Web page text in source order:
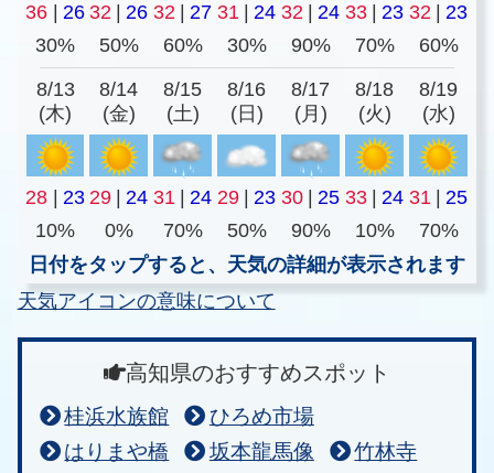
36 26 32 26 32 27 31 24 32 24 33 23 32
23
30%
50% 60% 30% 90% 70% 60%
8/13
(木)
8/14
(金)
8/15
(土)
8/16
(日)
8/17
(月)
8/18
(火)
8/19
(水)
28 23 29 24 31 24 29 23 30 25 33 24 31
25
10%
0% 70% 50% 90% 10%
70%
日付をタップすると、天気の詳細が表示されます
天気アイコンの意味について
高知県のおすすめスポット
桂浜水族館
ひろめ市場
はりまや橋
坂本龍馬像
竹林寺